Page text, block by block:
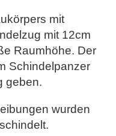
mit
mit 12cm
Raumhöhe. Der
Schindelpanzer
geben.
wurden